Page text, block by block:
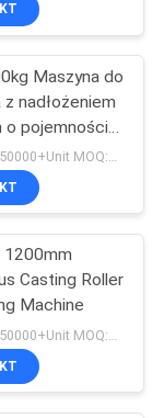
Maszyna do
nadłożeniem
o pojemności
USD+2000-50000+Unit MOQ:1 JEDNOSTKA
1200mm
Casting Roller
Machine
USD+2000-50000+Unit MOQ:1 JEDNOSTKA